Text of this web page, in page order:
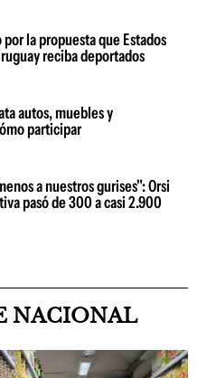
la propuesta que Estados
reciba deportados
autos, muebles y
participar
a nuestros gurises": Orsi
pasó de 300 a casi 2.900
NACIONAL